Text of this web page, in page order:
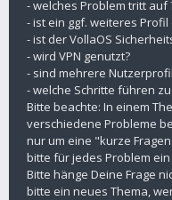
- welches Problem tritt auf
- ist ein ggf. weiteres
- ist der VollaOS
- wird VPN genutzt?
- sind mehrere
- welche Schritte führen
Bitte beachte: In einem
verschiedene Probleme
nur um eine "kurze
bitte für jedes Problem
Bitte hänge Deine Frage
bitte ein neues Thema,